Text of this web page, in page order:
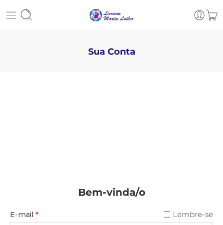
Sua Conta
Bem-vinda/o
E-mail * Lembre-se